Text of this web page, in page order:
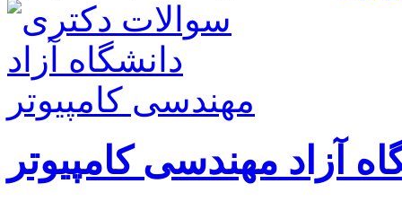
آزاد مهندسی کامپیوتر